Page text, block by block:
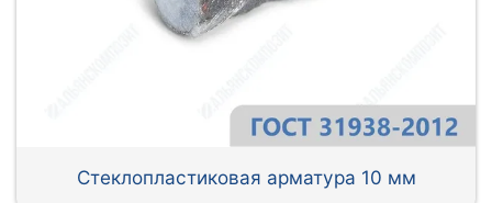
Стеклопластиковая арматура 10 мм